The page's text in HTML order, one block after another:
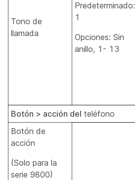
Tono de
llamada
Predeterminado:
1
Opciones: Sin
anillo, 1- 13
Botón > acción del teléfono
Botón de
acción
(Solo para la
serie 9800)